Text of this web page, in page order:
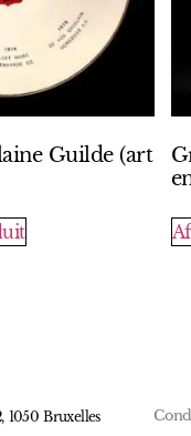
Guilde (art
1050 Bruxelles